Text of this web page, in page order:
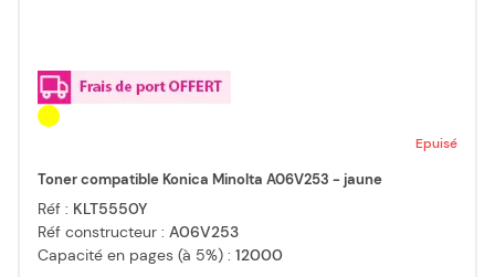
Epuisé
Toner compatible Konica Minolta A06V253 - jaune
Réf : KLT5550Y
Réf constructeur : A06V253
Capacité en pages (à 5%) : 12000